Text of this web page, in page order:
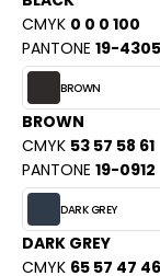
SHIRT
SHIRT
- BLOUSON
COOL
HOODS
T'S
CMYK 0 0 0 100
PANTONE 19-4305
BROWN
BROWN
CMYK 53 57 58 61
PANTONE 19-0912
DARK GREY
DARK GREY
CMYK 65 57 47 46